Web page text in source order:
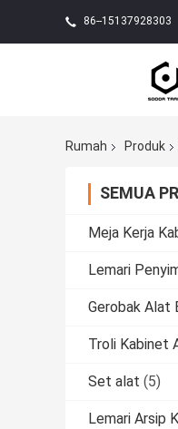
86--15137928303
Rumah Produk
SEMUA
Meja Kerja
Lemari
Gerobak Alat
Troli Kabinet
Set alat (5)
Lemari Arsip